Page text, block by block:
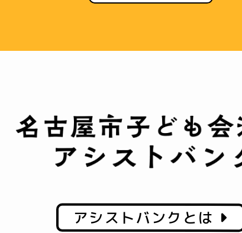
アシストバンクとは